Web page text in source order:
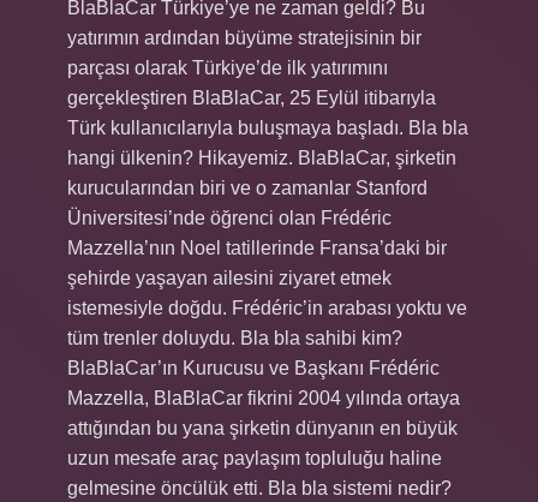
BlaBlaCar Türkiye’ye ne zaman geldi? Bu
yatırımın ardından büyüme stratejisinin bir
parçası olarak Türkiye’de ilk yatırımını
gerçekleştiren BlaBlaCar, 25 Eylül itibarıyla
Türk kullanıcılarıyla buluşmaya başladı. Bla bla
hangi ülkenin? Hikayemiz. BlaBlaCar, şirketin
kurucularından biri ve o zamanlar Stanford
Üniversitesi’nde öğrenci olan Frédéric
Mazzella’nın Noel tatillerinde Fransa’daki bir
şehirde yaşayan ailesini ziyaret etmek
istemesiyle doğdu. Frédéric’in arabası yoktu ve
tüm trenler doluydu. Bla bla sahibi kim?
BlaBlaCar’ın Kurucusu ve Başkanı Frédéric
Mazzella, BlaBlaCar fikrini 2004 yılında ortaya
attığından bu yana şirketin dünyanın en büyük
uzun mesafe araç paylaşım topluluğu haline
gelmesine öncülük etti. Bla bla sistemi nedir?